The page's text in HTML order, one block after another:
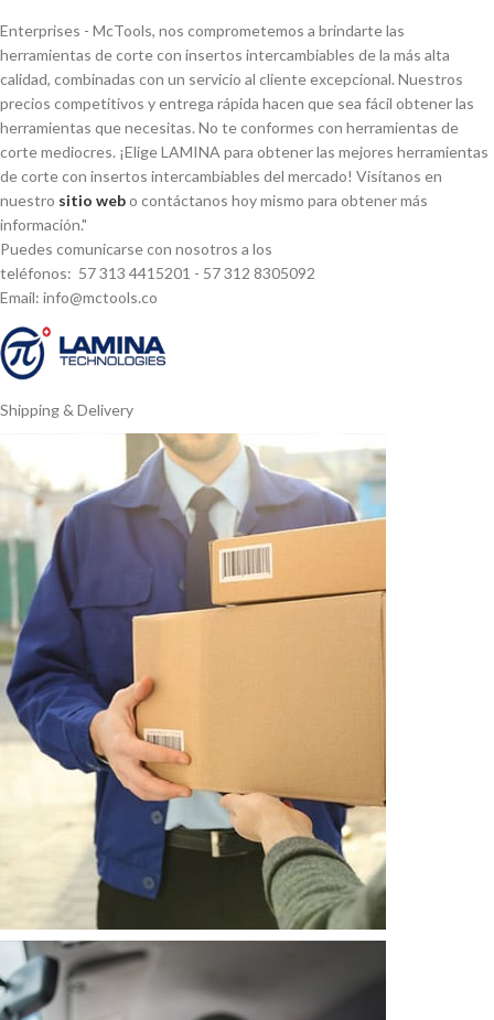
Enterprises - McTools, nos comprometemos a brindarte las
herramientas de corte con insertos intercambiables de la más alta
calidad, combinadas con un servicio al cliente excepcional. Nuestros
precios competitivos y entrega rápida hacen que sea fácil obtener las
herramientas que necesitas. No te conformes con herramientas de
corte mediocres. ¡Elige LAMINA para obtener las mejores herramientas
de corte con insertos intercambiables del mercado! Visí­tanos en
nuestro sitio webo contáctanos hoy mismo para obtener más
información."
Puedes comunicarse con nosotros a los
teléfonos: 57 313 4415201 - 57 312 8305092
Email: info@mctools.co
Shipping & Delivery